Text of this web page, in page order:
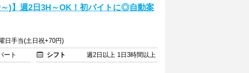
～)】週2日3H～OK！初バイトに◎自動案
日手当(土日祝+70円)
ート シフト
週2日以上 1日3時間以上